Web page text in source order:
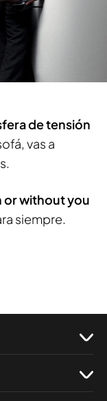
de tensión
vas a
or without you
siempre.